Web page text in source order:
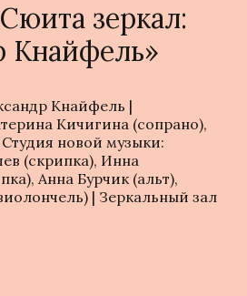
зеркал:
Кнайфель»
Кнайфель |
Кичигина (сопрано),
новой музыки:
(скрипка), Инна
Анна Бурчик (альт),
| Зеркальный зал